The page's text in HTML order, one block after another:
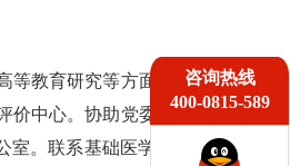
等教育研究等方面工作。
价中心。协助党委书记分
室。联系基础医学院、药
咨询热线
400-0815-589